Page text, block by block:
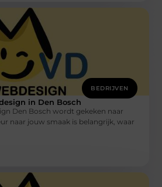
BEDRIJVEN
in Den Bosch
Den Bosch wordt gekeken naar
naar jouw smaak is belangrijk, waar